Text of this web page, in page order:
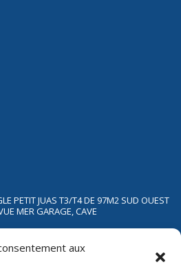
aux
PETIT JUAS T3/T4 DE 97M2 SUD OUEST
MER GARAGE, CAVE